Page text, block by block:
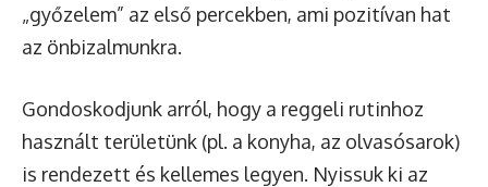
„győzelem” az első percekben, ami pozitívan hat
az önbizalmunkra.
Gondoskodjunk arról, hogy a reggeli rutinhoz
használt területünk (pl. a konyha, az olvasósarok)
is rendezett és kellemes legyen. Nyissuk ki az